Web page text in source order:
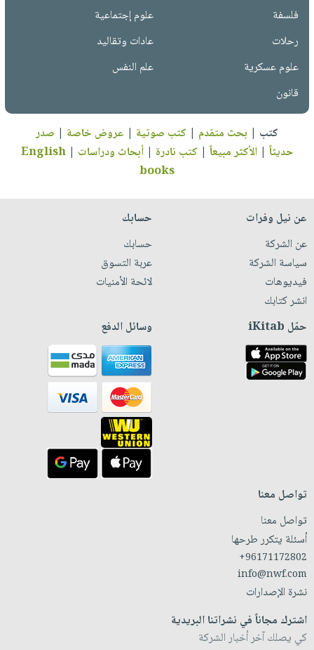
فلسفة
علوم إجتماعية
رحلات
عادات وتقاليد
علوم عسكرية
علم النفس
قانون
كتب | بحث متقدم | كتب صوتية | عروض خاصة | صدر
حديثاً |الأكثر مبيعاً | كتب نادرة |أبحاث ودراسات |
English
books
عن نيل وفرات
عن الشركة
سياسة الشركة
فيديوهات
انشر كتابك
حسابك
حسابك
عربة التسوق
لائحة الأمنيات
حمّل iKitab وسائل الدفع
تواصل معنا
تواصل معنا
أسئلة يتكرر طرحها
+96171172802
info@nwf.com
نشرة الإصدارات
اشترك مجاناً في نشراتنا البريدية
كي يصلك آخر أخبار الشركة